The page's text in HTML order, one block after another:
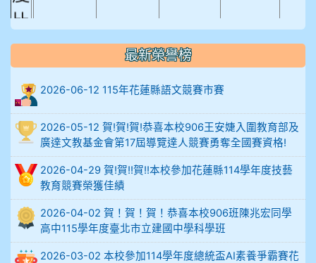
比
例
906陳兆宏 5A10+ 作文5
912余 嘉 5A10+
914謝佩臻 5A10+
902蘇奕愷
903陳品帆
904彭子庭
最新榮譽榜
2026-06-12 115年花蓮縣語文競賽市賽
2026-05-12 賀!賀!賀!恭喜本校906王安婕入圍教育部及
廣達文教基金會第17屆導覽達人競賽勇奪全國賽資格!
2026-04-29 賀!賀!!賀!!本校參加花蓮縣114學年度技藝
教育競賽榮獲佳績
2026-04-02 賀！賀！賀！恭喜本校906班陳兆宏同學
高中115學年度臺北市立建國中學科學班
2026-03-02 本校參加114學年度總統盃AI素養爭霸賽花